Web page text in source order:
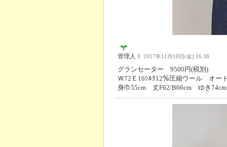
管理人Ｉ 2017年11月10日(金) 16:38
グランセーター 9500円(税別)
Ｗ72Ｅ16ｼﾙｸ12％圧縮ウール オー
身巾55cm 丈F62/B66cm ゆき74cm